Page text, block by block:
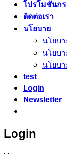
คำนวณกระเ
โปรโมชั่นกร
ติดต่อเรา
นโยบาย
นโยบ
นโยบ
test
Login